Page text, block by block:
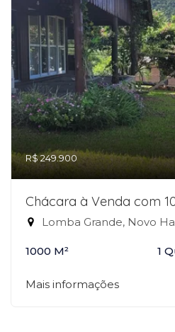
R$ 249.900
Chácara à Venda com
Lomba Grande, Novo
1000 M² 1
Mais informações